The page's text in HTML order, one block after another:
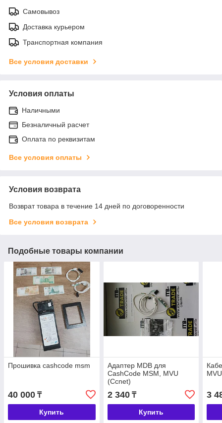
Самовывоз
Доставка курьером
Транспортная компания
Все условия доставки
Условия оплаты
Наличными
Безналичный расчет
Оплата по реквизитам
Все условия оплаты
Условия возврата
Возврат товара в течение 14 дней по договоренности
Все условия возврата
Подобные товары компании
Прошивка cashcode msm
40 000 ₸
Купить
Адаптер MDB для
CashCode MSM, MVU
(Ccnet)
2 340₸
Купить
3